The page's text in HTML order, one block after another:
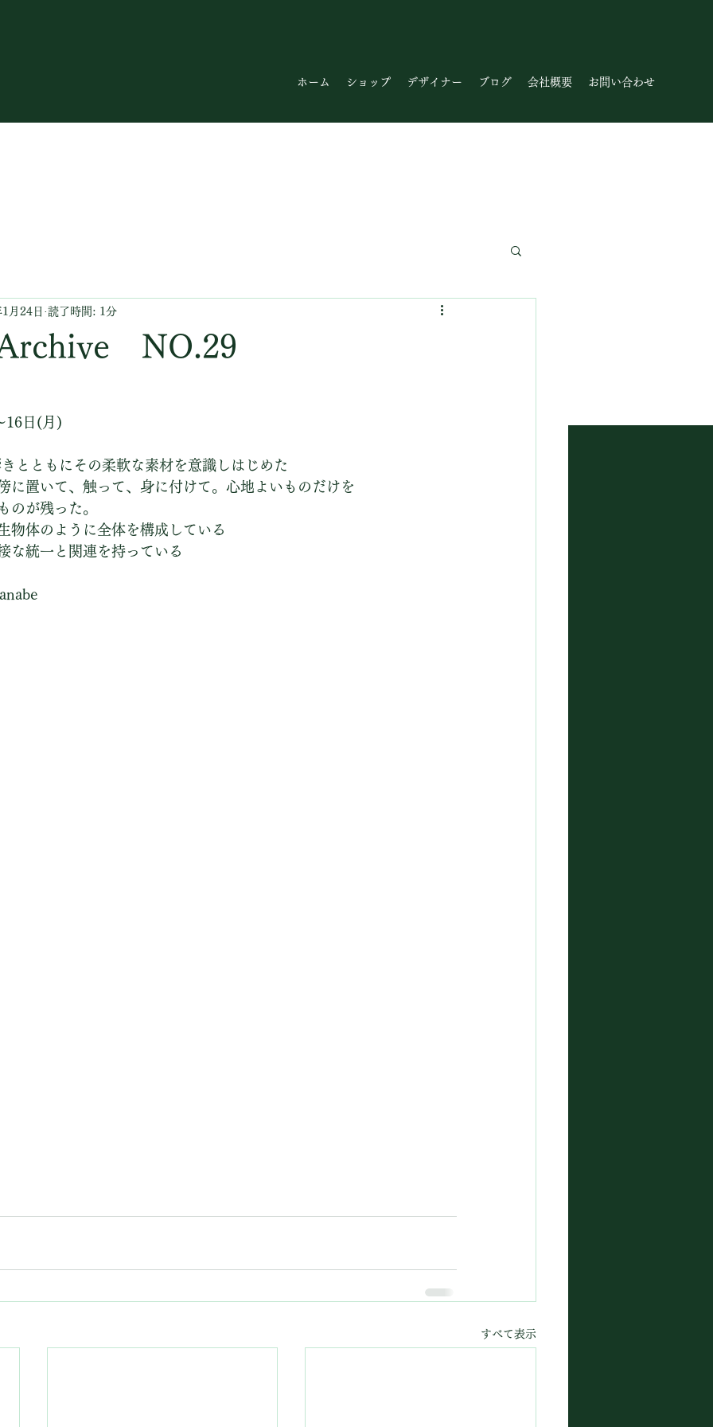
ホーム ショップ デザイナー ブログ 会社概要 お問い合わせ
NO.29
月24日 読了時間: 1分
16日(月)
とともにその柔軟な素材を意識しはじめた
に置いて、触って、身に付けて。心地よいものだけを
のが残った。
物体のように全体を構成している
な統一と関連を持っている
すべて表示